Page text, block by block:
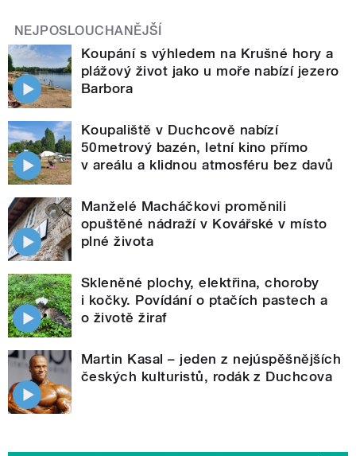
NEJPOSLOUCHANĚJŠÍ
Koupání s výhledem na Krušné hory a
plážový život jako u moře nabízí jezero
Barbora
Koupaliště v Duchcově nabízí
50metrový bazén, letní kino přímo
v areálu a klidnou atmosféru bez davů
Manželé Macháčkovi proměnili
opuštěné nádraží v Kovářské v místo
plné života
Skleněné plochy, elektřina, choroby
i kočky. Povídání o ptačích pastech a
o životě žiraf
Martin Kasal – jeden z nejúspěšnějších
českých kulturistů, rodák z Duchcova